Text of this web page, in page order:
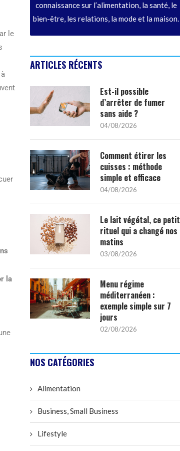
le
la
connaissance sur l’alimentation, la santé, le
bien-être, les relations, la mode et la maison.
ARTICLES RÉCENTS
Est-il possible
d’arrêter de fumer
sans aide ?
04/08/2026
Comment étirer les
cuisses : méthode
simple et efficace
04/08/2026
Le lait végétal, ce petit
rituel qui a changé nos
matins
03/08/2026
Menu régime
méditerranéen :
exemple simple sur 7
jours
02/08/2026
NOS CATÉGORIES
Alimentation
Business, Small Business
Lifestyle